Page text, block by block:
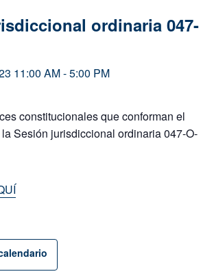
ordinaria 047-
11:00 AM-5:00 PM
constitucionales que conforman el
Sesión jurisdiccional ordinaria 047-O-